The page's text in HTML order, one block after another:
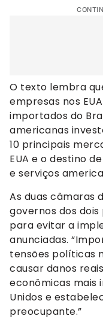
O texto lembra
empresas nos
importados do
americanas
10 principais
EUA e o destino
e serviços
As duas câmaras
governos dos
para evitar a
anunciadas.
tensões políticas
causar danos
econômicas mais
Unidos e
preocupante.”